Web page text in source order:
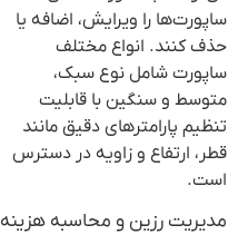
ساپورت‌ها را ویرایش، اضافه یا
حذف کنند. انواع مختلف
ساپورت شامل نوع سبک،
متوسط و سنگین با قابلیت
تنظیم پارامترهای دقیق مانند
قطر، ارتفاع و زاویه در دسترس
است.
مدیریت رزین و محاسبه هزینه